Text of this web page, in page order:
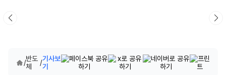
/반도
체
/기사보
기